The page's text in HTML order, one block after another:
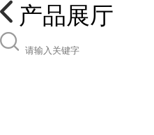
产品展厅